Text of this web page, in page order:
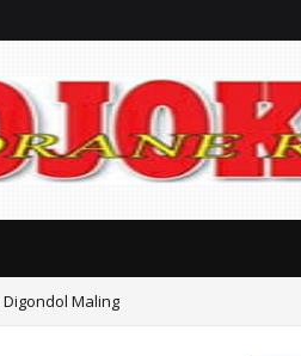
Maling
Sampai Timbul Dugaan Kongkalikong